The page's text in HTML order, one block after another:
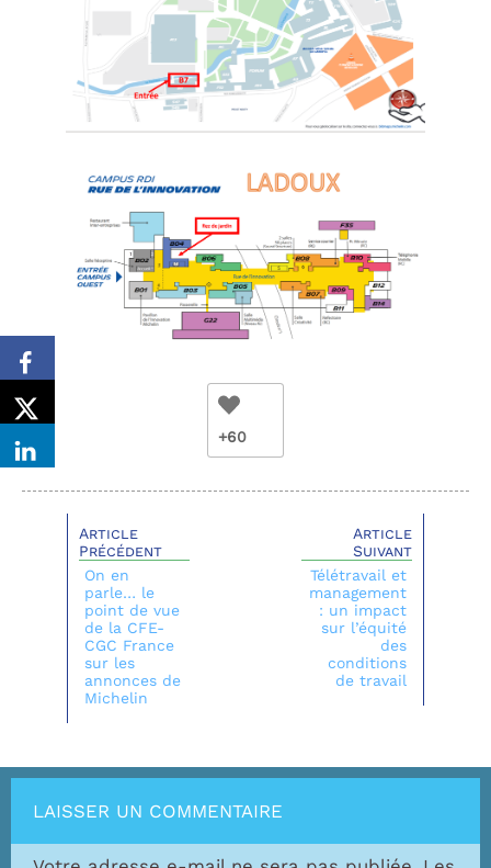
+60
Article
Précédent
On en
parle… le
point de vue
de la CFE-
CGC France
sur les
annonces de
Michelin
Article
Suivant
Télétravail et
management
: un impact
sur l’équité
des
conditions
de travail
LAISSER UN COMMENTAIRE